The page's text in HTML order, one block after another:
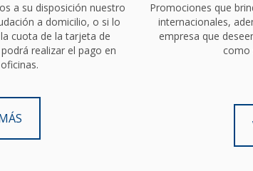
a su disposición nuestro
a domicilio, o si lo
cuota de la tarjeta de
realizar el pago en
Promociones que
internacionales,
empresa que
como